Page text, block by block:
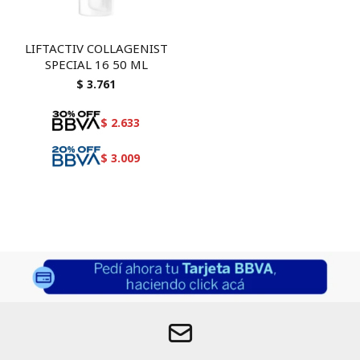
LIFTACTIV COLLAGENIST
SPECIAL 16 50 ML
$ 3.761
$ 2.633
$ 3.009